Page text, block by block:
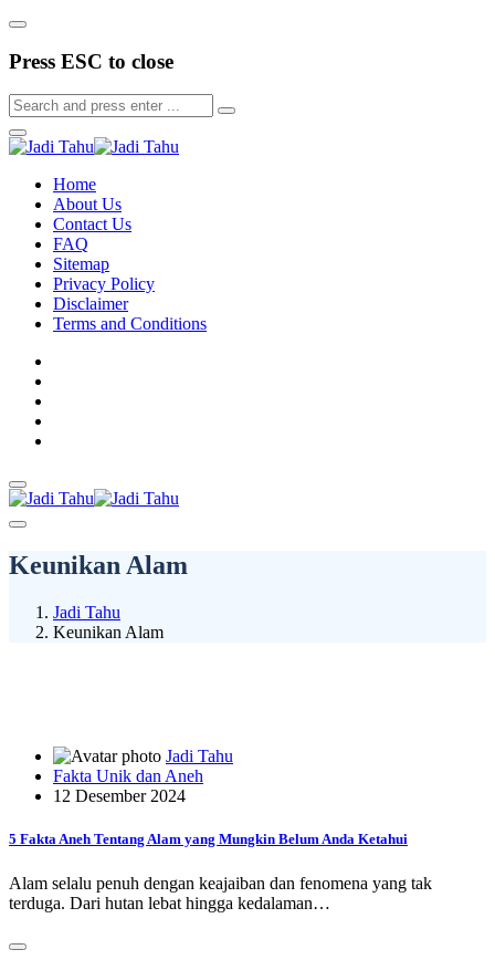
Press ESC to close
Home
About Us
Contact Us
FAQ
Sitemap
Privacy Policy
Disclaimer
Terms and Conditions
Keunikan Alam
Jadi Tahu
Keunikan Alam
Jadi Tahu
Fakta Unik dan Aneh
12 Desember 2024
5 Fakta Aneh Tentang Alam yang Mungkin Belum Anda Ketahui
Alam selalu penuh dengan keajaiban dan fenomena yang tak
terduga. Dari hutan lebat hingga kedalaman…